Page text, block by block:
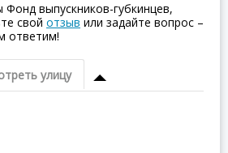
выпускников-губкинцев,
свой отзыв или задайте вопрос –
ответим!
улицу